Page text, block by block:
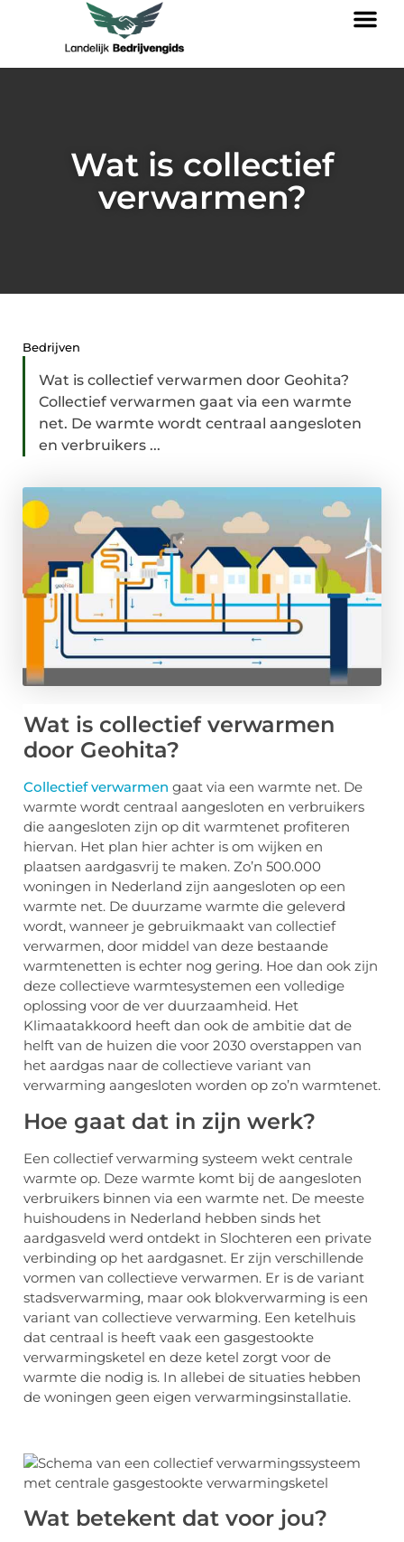
Wat is collectief
verwarmen?
Bedrijven
Wat is collectief verwarmen door Geohita?
Collectief verwarmen gaat via een warmte
net. De warmte wordt centraal aangesloten
en verbruikers ...
Wat is collectief verwarmen
door Geohita?
Collectief verwarmen gaat via een warmte net. De
warmte wordt centraal aangesloten en verbruikers
die aangesloten zijn op dit warmtenet profiteren
hiervan. Het plan hier achter is om wijken en
plaatsen aardgasvrij te maken. Zo’n 500.000
woningen in Nederland zijn aangesloten op een
warmte net. De duurzame warmte die geleverd
wordt, wanneer je gebruikmaakt van collectief
verwarmen, door middel van deze bestaande
warmtenetten is echter nog gering. Hoe dan ook zijn
deze collectieve warmtesystemen een volledige
oplossing voor de ver duurzaamheid. Het
Klimaatakkoord heeft dan ook de ambitie dat de
helft van de huizen die voor 2030 overstappen van
het aardgas naar de collectieve variant van
verwarming aangesloten worden op zo’n warmtenet.
Hoe gaat dat in zijn werk?
Een collectief verwarming systeem wekt centrale
warmte op. Deze warmte komt bij de aangesloten
verbruikers binnen via een warmte net. De meeste
huishoudens in Nederland hebben sinds het
aardgasveld werd ontdekt in Slochteren een private
verbinding op het aardgasnet. Er zijn verschillende
vormen van collectieve verwarmen. Er is de variant
stadsverwarming, maar ook blokverwarming is een
variant van collectieve verwarming. Een ketelhuis
dat centraal is heeft vaak een gasgestookte
verwarmingsketel en deze ketel zorgt voor de
warmte die nodig is. In allebei de situaties hebben
de woningen geen eigen verwarmingsinstallatie.
Wat betekent dat voor jou?